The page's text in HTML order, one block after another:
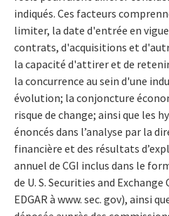
indiqués. Ces facteurs
limiter, la date d'entrée en
contrats, d'acquisitions et
la capacité d'attirer et de
la concurrence au sein d'une
évolution; la conjoncture
risque de change; ainsi que les
énoncés dans l’analyse par la
financière et des résultats
annuel de CGI inclus dans le
de U. S. Securities and
EDGAR à www. sec. gov), ainsi